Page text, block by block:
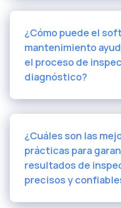
¿Cómo puede el
mantenimiento
el proceso de
diagnóstico?
¿Cuáles son las
prácticas para
resultados de
precisos y